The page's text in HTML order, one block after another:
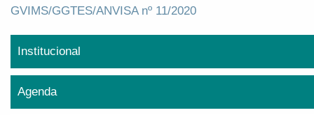
GVIMS/GGTES/ANVISA nº 11/2020
Institucional
Agenda